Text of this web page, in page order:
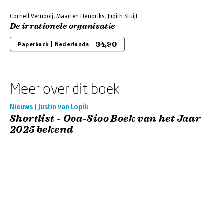
Cornell Vernooij, Maarten Hendriks, Judith Stuijt
De irrationele organisatie
Paperback | Nederlands 34,90
Meer over dit boek
Nieuws | Justin van Lopik
Shortlist - Ooa-Sioo Boek van het Jaar
2025 bekend